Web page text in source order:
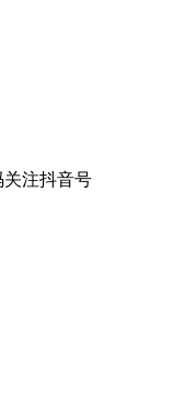
关注抖音号